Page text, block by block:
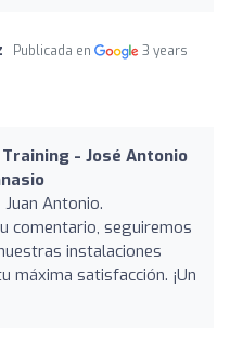
Publicada en
3 years
- José Antonio
Antonio.
comentario, seguiremos
instalaciones
máxima satisfacción. ¡Un